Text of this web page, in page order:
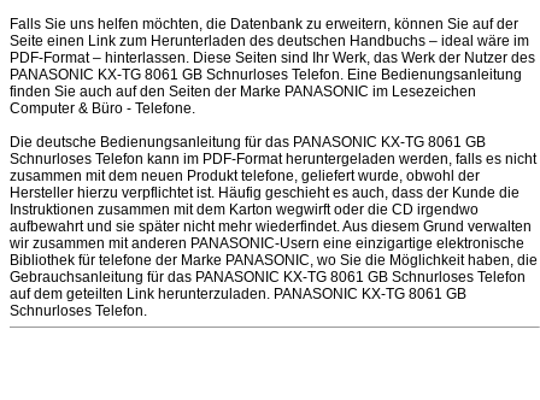
Falls Sie uns helfen möchten, die Datenbank zu erweitern, können Sie auf der
Seite einen Link zum Herunterladen des deutschen Handbuchs – ideal wäre im
PDF-Format – hinterlassen. Diese Seiten sind Ihr Werk, das Werk der Nutzer des
PANASONIC KX-TG 8061 GB Schnurloses Telefon. Eine Bedienungsanleitung
finden Sie auch auf den Seiten der Marke PANASONIC im Lesezeichen
Computer & Büro - Telefone.
Die deutsche Bedienungsanleitung für das PANASONIC KX-TG 8061 GB
Schnurloses Telefon kann im PDF-Format heruntergeladen werden, falls es nicht
zusammen mit dem neuen Produkt telefone, geliefert wurde, obwohl der
Hersteller hierzu verpflichtet ist. Häufig geschieht es auch, dass der Kunde die
Instruktionen zusammen mit dem Karton wegwirft oder die CD irgendwo
aufbewahrt und sie später nicht mehr wiederfindet. Aus diesem Grund verwalten
wir zusammen mit anderen PANASONIC-Usern eine einzigartige elektronische
Bibliothek für telefone der Marke PANASONIC, wo Sie die Möglichkeit haben, die
Gebrauchsanleitung für das PANASONIC KX-TG 8061 GB Schnurloses Telefon
auf dem geteilten Link herunterzuladen. PANASONIC KX-TG 8061 GB
Schnurloses Telefon.